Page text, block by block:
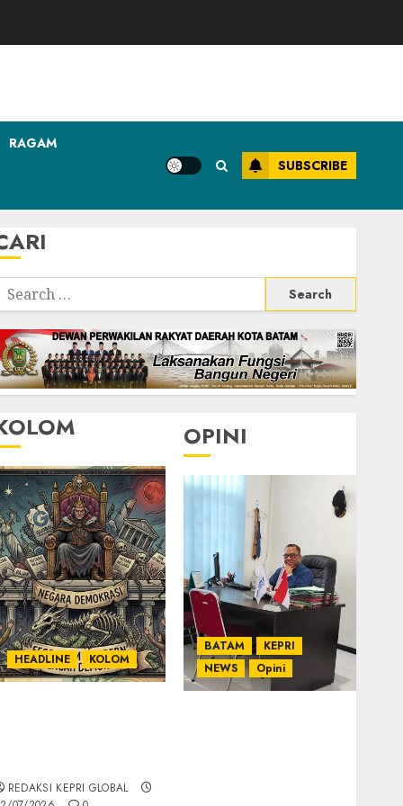
RAGAM
SUBSCRIBE
Search
HEADLINE KOLOM
REDAKSI KEPRI GLOBAL
OPINI
BATAM
KEPRI
NEWS
Opini